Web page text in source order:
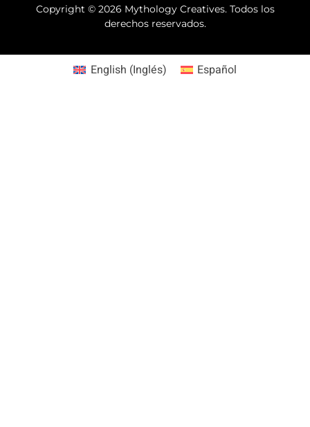
Copyright © 2026 Mythology Creatives. Todos los
derechos reservados.
English (Inglés) Español